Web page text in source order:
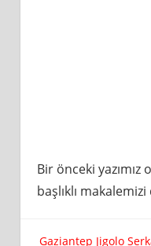
Bir önceki yazımız
başlıklı
Gaziantep Jigolo